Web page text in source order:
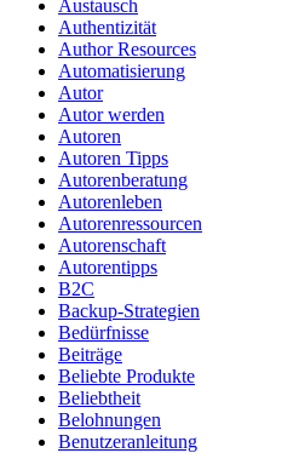
Austausch
Authentizität
Author Resources
Automatisierung
Autor
Autor werden
Autoren
Autoren Tipps
Autorenberatung
Autorenleben
Autorenressourcen
Autorenschaft
Autorentipps
B2C
Backup-Strategien
Bedürfnisse
Beiträge
Beliebte Produkte
Beliebtheit
Belohnungen
Benutzeranleitung